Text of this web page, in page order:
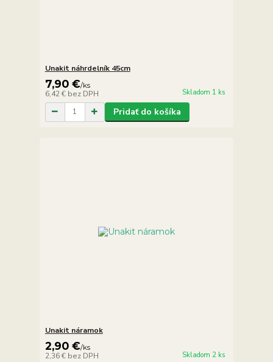
Unakit náhrdelník 45cm
7,90 €/ks
6,42 € bez DPH Skladom 1 ks
Pridať do košíka
Unakit náramok
2,90 €/ks
2,36 € bez DPH Skladom 2 ks